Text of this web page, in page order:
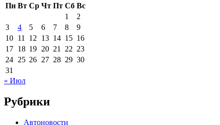
Пн Вт Ср Чт Пт Сб Вс
1
2
3
4 5 6 7 8
9
10 11 12 13 14 15 16
17 18 19 20 21 22 23
24 25 26 27 28 29 30
31
« Июл
Рубрики
Автоновости